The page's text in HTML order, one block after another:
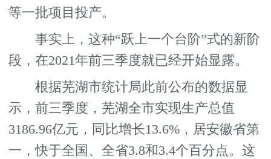
等一批项目投产。
事实上，这种“跃上一个台阶”式的新阶
段，在2021年前三季度就已经开始显露。
根据芜湖市统计局此前公布的数据显
示，前三季度，芜湖全市实现生产总值
3186.96亿元，同比增长13.6%，居安徽省第
一，快于全国、全省3.8和3.4个百分点。这